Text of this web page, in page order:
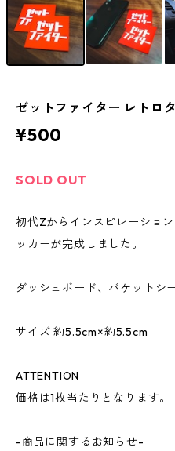
ゼットファイター レトロ
¥500
SOLD OUT
初代Zからインスピレーショ
ッカーが完成しました。
ダッシュボード、バケットシ
サイズ 約5.5cm×約5.5cm
ATTENTION
価格は1枚当たりとなります。
-商品に関するお知らせ-